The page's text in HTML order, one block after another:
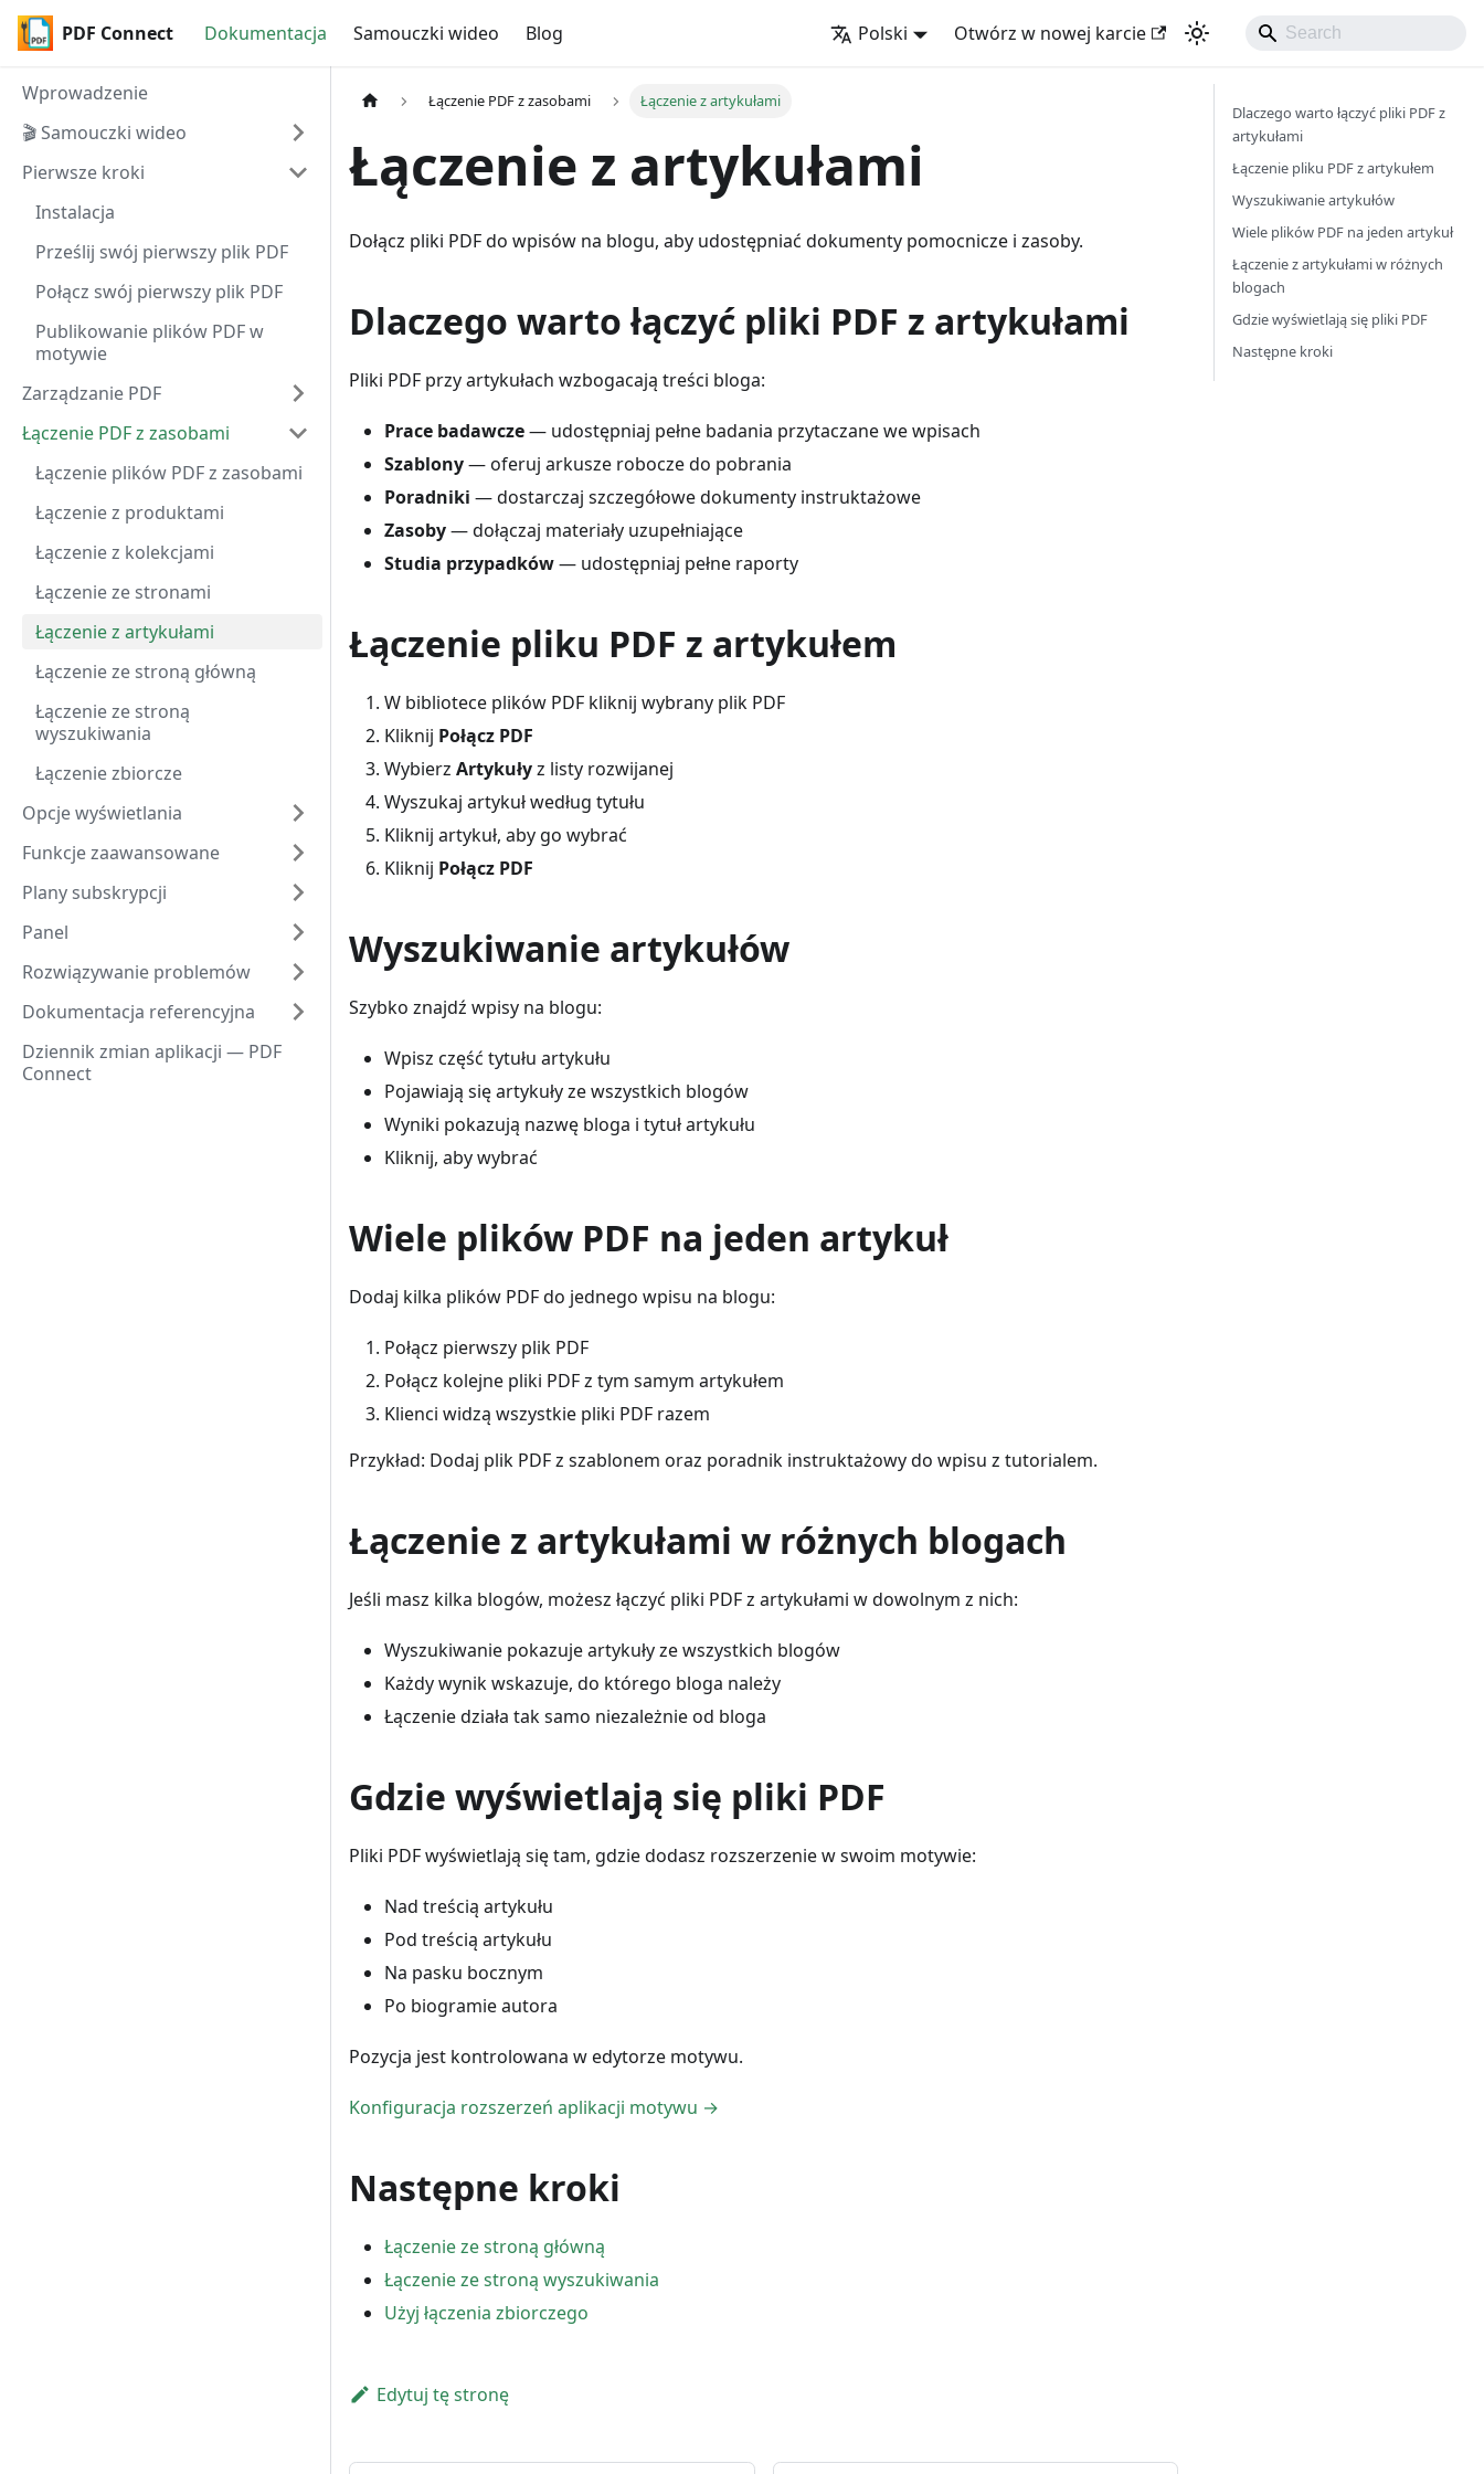
PDF Connect Dokumentacja Samouczki wideo Blog Polski Otwórz w nowej karcie
Wprowadzenie
🎬 Samouczki wideo
Pierwsze kroki
Instalacja
Prześlij swój pierwszy plik PDF
Połącz swój pierwszy plik PDF
Publikowanie plików PDF w
motywie
Zarządzanie PDF
Łączenie PDF z zasobami
Łączenie plików PDF z zasobami
Łączenie z produktami
Łączenie z kolekcjami
Łączenie ze stronami
Łączenie z artykułami
Łączenie ze stroną główną
Łączenie ze stroną
wyszukiwania
Łączenie zbiorcze
Opcje wyświetlania
Funkcje zaawansowane
Plany subskrypcji
Panel
Rozwiązywanie problemów
Dokumentacja referencyjna
Dziennik zmian aplikacji — PDF
Connect
Łączenie PDF z zasobami Łączenie z artykułami
Łączenie z artykułami
Dołącz pliki PDF do wpisów na blogu, aby udostępniać dokumenty pomocnicze i zasoby.
Dlaczego warto łączyć pliki PDF z artykułami
Pliki PDF przy artykułach wzbogacają treści bloga:
Prace badawcze— udostępniaj pełne badania przytaczane we wpisach
Szablony— oferuj arkusze robocze do pobrania
Poradniki — dostarczaj szczegółowe dokumenty instruktażowe
Zasoby— dołączaj materiały uzupełniające
Studia przypadków— udostępniaj pełne raporty
Łączenie pliku PDF z artykułem
W bibliotece plików PDF kliknij wybrany plik PDF
Kliknij Połącz PDF
Wybierz Artykułyz listy rozwijanej
Wyszukaj artykuł według tytułu
Kliknij artykuł, aby go wybrać
Kliknij Połącz PDF
Wyszukiwanie artykułów
Szybko znajdź wpisy na blogu:
Wpisz część tytułu artykułu
Pojawiają się artykuły ze wszystkich blogów
Wyniki pokazują nazwę bloga i tytuł artykułu
Kliknij, aby wybrać
Wiele plików PDF na jeden artykuł
Dodaj kilka plików PDF do jednego wpisu na blogu:
Połącz pierwszy plik PDF
Połącz kolejne pliki PDF z tym samym artykułem
Klienci widzą wszystkie pliki PDF razem
Przykład: Dodaj plik PDF z szablonem oraz poradnik instruktażowy do wpisu z tutorialem.
Łączenie z artykułami w różnych blogach
Jeśli masz kilka blogów, możesz łączyć pliki PDF z artykułami w dowolnym z nich:
Wyszukiwanie pokazuje artykuły ze wszystkich blogów
Każdy wynik wskazuje, do którego bloga należy
Łączenie działa tak samo niezależnie od bloga
Gdzie wyświetlają się pliki PDF
Pliki PDF wyświetlają się tam, gdzie dodasz rozszerzenie w swoim motywie:
Nad treścią artykułu
Pod treścią artykułu
Na pasku bocznym
Po biogramie autora
Pozycja jest kontrolowana w edytorze motywu.
Konfiguracja rozszerzeń aplikacji motywu →
Następne kroki
Łączenie ze stroną główną
Łączenie ze stroną wyszukiwania
Użyj łączenia zbiorczego
Edytuj tę stronę
Dlaczego warto łączyć pliki PDF z
artykułami
Łączenie pliku PDF z artykułem
Wyszukiwanie artykułów
Wiele plików PDF na jeden artykuł
Łączenie z artykułami w różnych
blogach
Gdzie wyświetlają się pliki PDF
Następne kroki